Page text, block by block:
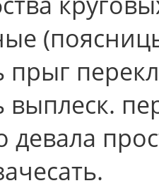
прыг
выплеск.
девала